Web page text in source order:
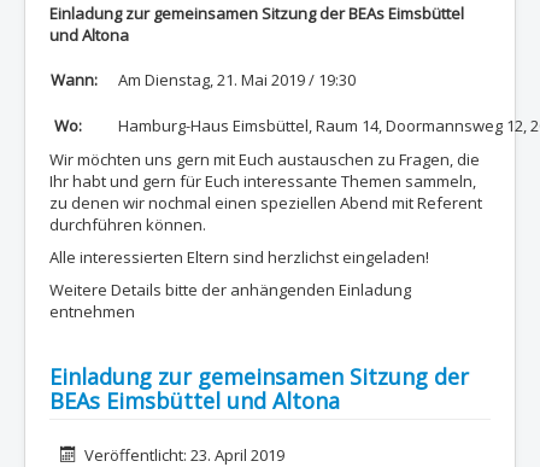
Einladung zur gemeinsamen Sitzung der BEAs Eimsbüttel
und Altona
Wann: Am Dienstag, 21. Mai 2019 / 19:30
Wo:
Hamburg-Haus Eimsbüttel, Raum 14, Doormannsweg 12,
Wir möchten uns gern mit Euch austauschen zu Fragen, die
Ihr habt und gern für Euch interessante Themen sammeln,
zu denen wir nochmal einen speziellen Abend mit Referent
durchführen können.
Alle interessierten Eltern sind herzlichst eingeladen!
Weitere Details bitte der anhängenden Einladung
entnehmen
Einladung zur gemeinsamen Sitzung der
BEAs Eimsbüttel und Altona
DetailsVeröffentlicht: 23. April 2019